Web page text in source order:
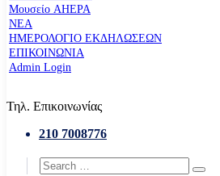
Μουσείο AHEPA
ΝΕΑ
ΗΜΕΡΟΛΟΓΙΟ ΕΚΔΗΛΩΣΕΩΝ
ΕΠΙΚΟΙΝΩΝΙΑ
Admin Login
Τηλ. Επικοινωνίας
210 7008776